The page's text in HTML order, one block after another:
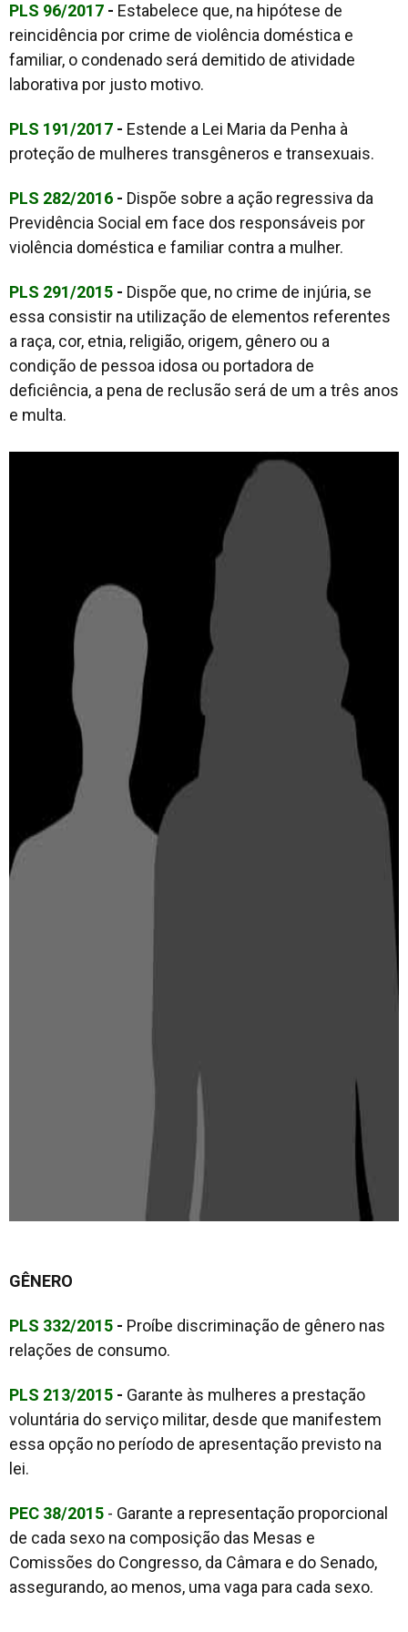
PLS 96/2017 - Estabelece que, na hipótese de
reincidência por crime de violência doméstica e
familiar, o condenado será demitido de atividade
laborativa por justo motivo.
PLS 191/2017 - Estende a Lei Maria da Penha à
proteção de mulheres transgêneros e transexuais.
PLS 282/2016 - Dispõe sobre a ação regressiva da
Previdência Social em face dos responsáveis por
violência doméstica e familiar contra a mulher.
PLS 291/2015 - Dispõe que, no crime de injúria, se
essa consistir na utilização de elementos referentes
a raça, cor, etnia, religião, origem, gênero ou a
condição de pessoa idosa ou portadora de
deficiência, a pena de reclusão será de um a três anos
e multa.
GÊNERO
PLS 332/2015 - Proíbe discriminação de gênero nas
relações de consumo.
PLS 213/2015 - Garante às mulheres a prestação
voluntária do serviço militar, desde que manifestem
essa opção no período de apresentação previsto na
lei.
PEC 38/2015 - Garante a representação proporcional
de cada sexo na composição das Mesas e
Comissões do Congresso, da Câmara e do Senado,
assegurando, ao menos, uma vaga para cada sexo.